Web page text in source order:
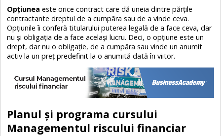
Opțiunea este orice contract care dă uneia dintre părțile
contractante dreptul de a cumpăra sau de a vinde ceva.
Opțiunile îi conferă titularului puterea legală de a face ceva, dar
nu și obligația de a face același lucru. Deci, o opțiune este un
drept, dar nu o obligație, de a cumpăra sau vinde un anumit
activ la un preț predefinit la o anumită dată în viitor.
Planul și programa cursului
Managementul riscului financiar